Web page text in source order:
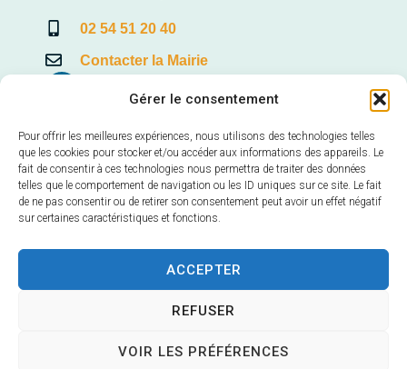
Gérer le consentement
Pour offrir les meilleures expériences, nous utilisons des technologies telles
que les cookies pour stocker et/ou accéder aux informations des appareils. Le
fait de consentir à ces technologies nous permettra de traiter des données
telles que le comportement de navigation ou les ID uniques sur ce site. Le fait
de ne pas consentir ou de retirer son consentement peut avoir un effet négatif
sur certaines caractéristiques et fonctions.
ACCEPTER
REFUSER
VOIR LES PRÉFÉRENCES
02 54 51 20 40
Contacter la Mairie
Mairie annexe de Veuves
22, Avenue de la Loire – Veuves
41150 Veuzain-sur-Loire
02 54 70 24 40